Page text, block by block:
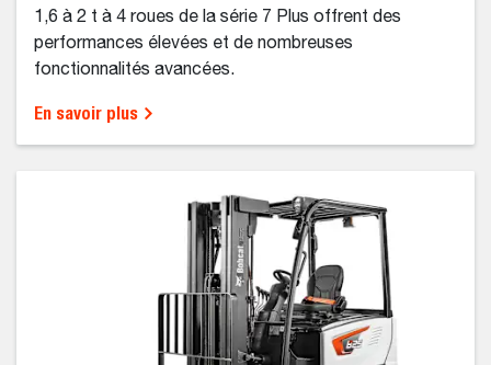
1,6 à 2 t à 4 roues de la série 7 Plus offrent des
performances élevées et de nombreuses
fonctionnalités avancées.
En savoir plus